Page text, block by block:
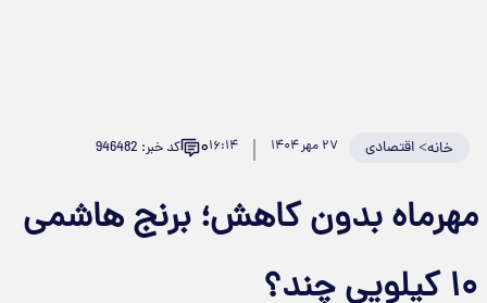
خانه>اقتصادی ۲۷ مهر ۱۴۰۴ ۱۶:۱۴۰ کد خبر: 946482
مهرماه بدون کاهش؛ برنج هاشمی
۱۰ کیلویی چند؟